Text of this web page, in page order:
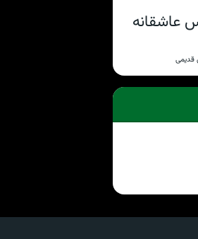
عاشقانه
قدیمی